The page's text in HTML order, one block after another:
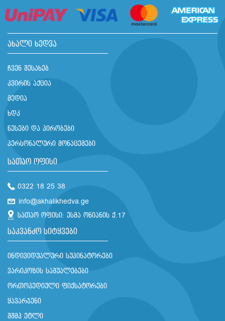
ახალი ხედვა
ჩვენ შესახებ
კვირის აქცია
მედია
ხდკ
წესები და პირობები
პერსონალური მონაცემები
სათაო ოფისი
0322 18 25 38
info@akhalikhedva.ge
სათაო ოფისი: ესმა ონიანის ქ.17
საკვანძო სიტყვები
ინდივიდუალური სუპინატორები
ვარიკოზის საშუალებები
ორთოპედიული ფიქსატორები
ყავარჯენი
შშმპ ეტლი